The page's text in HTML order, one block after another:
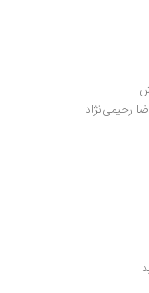
رحیمی‌نژاد